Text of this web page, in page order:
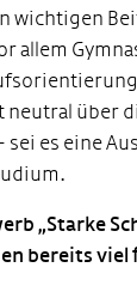
wichtigen
allem
über
es eine
„Starke
bereits